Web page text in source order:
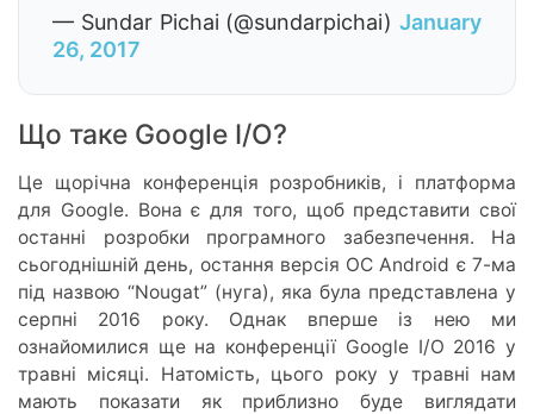
— Sundar Pichai (@sundarpichai) January
26, 2017
Що таке Google I/O?
Це щорічна конференція розробників, і платформа
для Google. Вона є для того, щоб представити свої
останні розробки програмного забезпечення. На
сьогоднішній день, остання версія ОС Android є 7-ма
під назвою “Nougat” (нуга), яка була представлена у
серпні 2016 року. Однак вперше із нею ми
ознайомилися ще на конференції Google I/O 2016 у
травні місяці. Натомість, цього року у травні нам
мають показати як приблизно буде виглядати